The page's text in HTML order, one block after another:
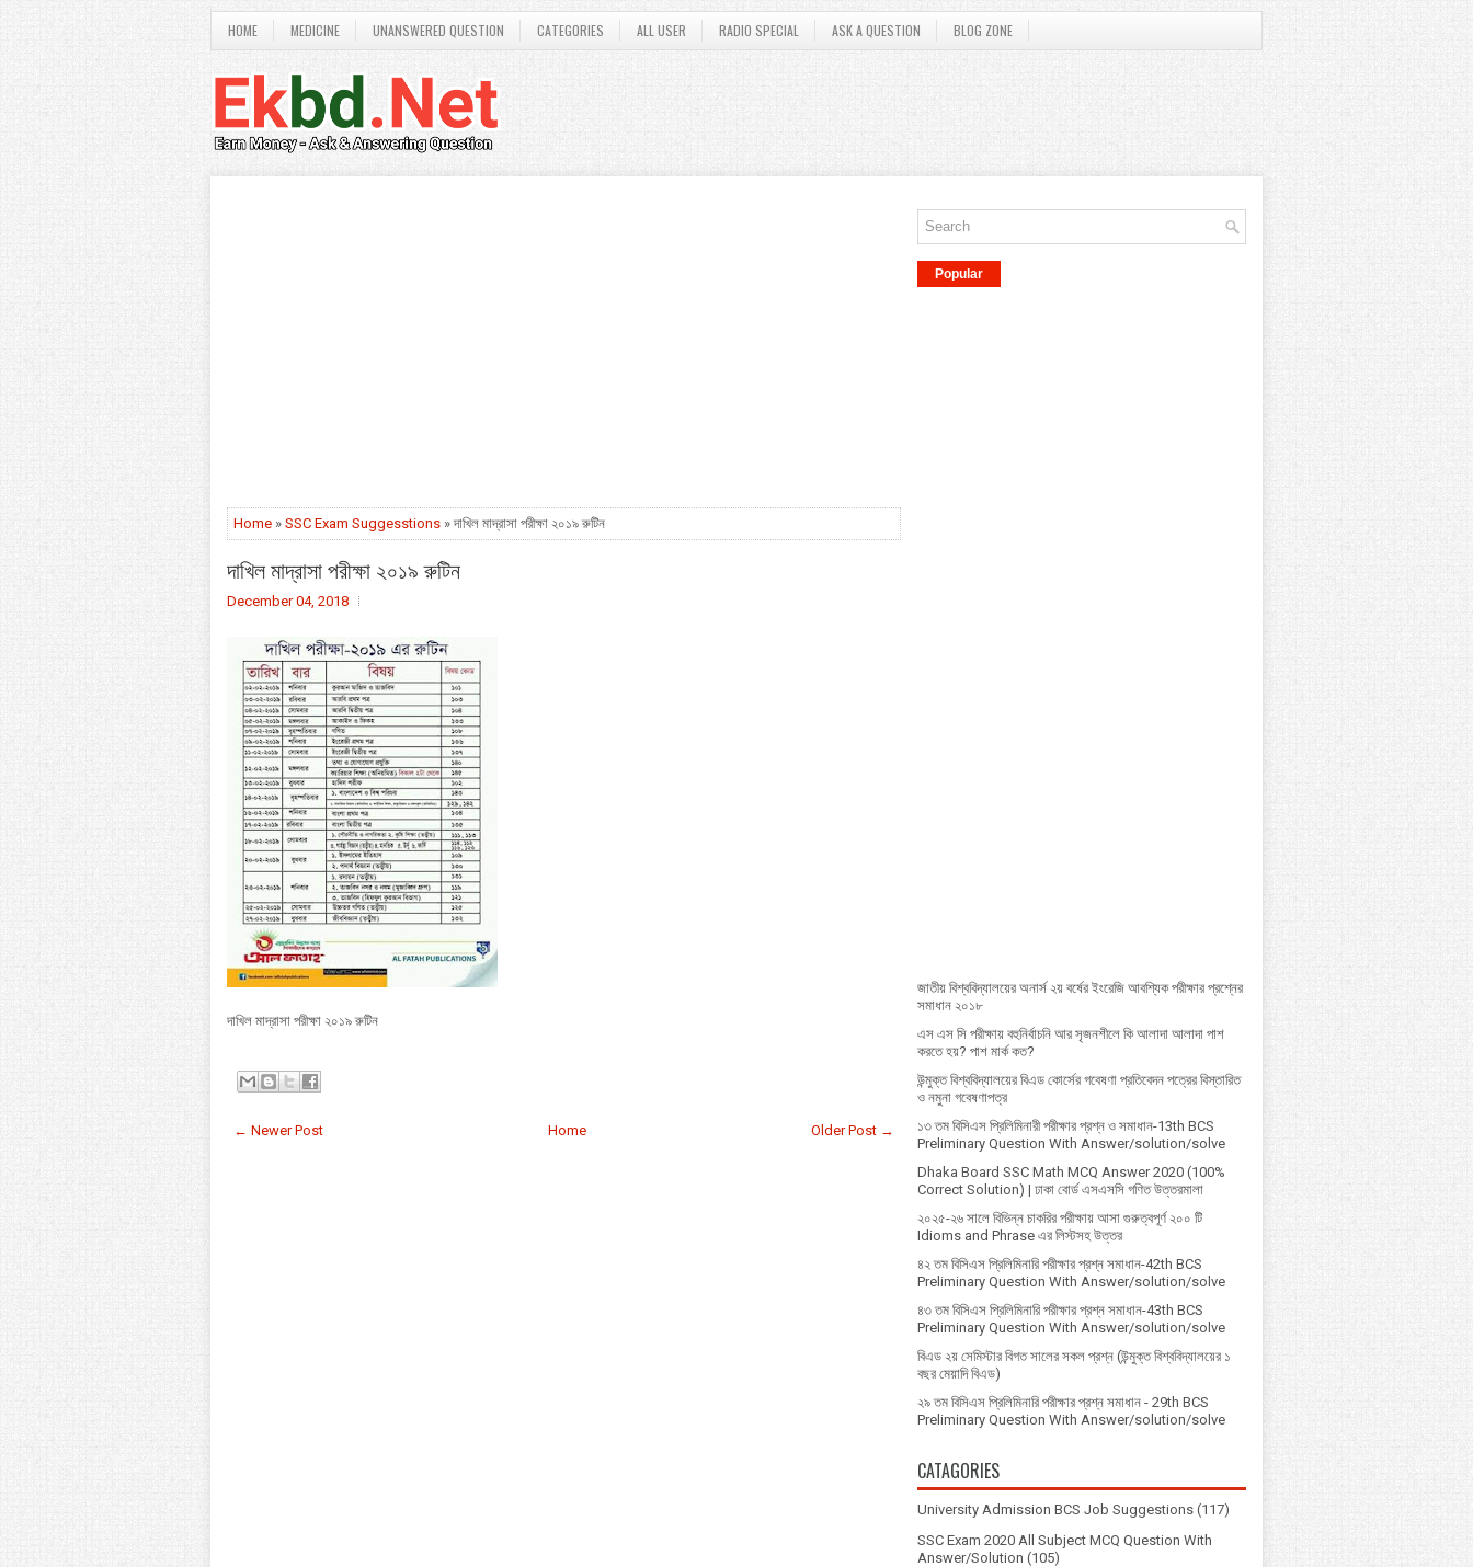
HOME MEDICINE UNANSWERED QUESTION CATEGORIES ALL USER RADIO SPECIAL ASK A QUESTION BLOG ZONE
Home » SSC Exam Suggesstions » দাখিল মাদ্রাসা পরীক্ষা ২০১৯ রুটিন
দাখিল মাদ্রাসা পরীক্ষা ২০১৯ রুটিন
December 04, 2018
দাখিল মাদ্রাসা পরীক্ষা ২০১৯ রুটিন
← Newer Post Older Post →
Home
Popular
জাতীয় বিশ্ববিদ্যালয়ের অনার্স ২য় বর্ষের ইংরেজি আবশ্যিক পরীক্ষার প্রশ্নের
সমাধান ২০১৮
এস এস সি পরীক্ষায় বহুনির্বাচনি আর সৃজনশীলে কি আলাদা আলাদা পাশ
করতে হয়? পাশ মার্ক কত?
উন্মুক্ত বিশ্ববিদ্যালয়ের বিএড কোর্সের গবেষণা প্রতিবেদন পত্রের বিস্তারিত
ও নমুনা গবেষণাপত্র
১৩ তম বিসিএস প্রি‌লি‌মিনারী পরীক্ষার প্রশ্ন ও সমাধান-13th BCS
Preliminary Question With Answer/solution/solve
Dhaka Board SSC Math MCQ Answer 2020 (100%
Correct Solution) | ঢাকা বোর্ড এসএসসি গণিত উত্তরমালা
২০২৫-২৬ সালে বিভিন্ন চাকরির পরীক্ষায় আসা গুরুত্বপূর্ণ ২০০ টি
Idioms and Phrase এর লিস্টসহ উত্তর
৪২ তম বিসিএস প্রিলিমিনারি পরীক্ষার প্রশ্ন সমাধান-42th BCS
Preliminary Question With Answer/solution/solve
৪৩ তম বিসিএস প্রিলিমিনারি পরীক্ষার প্রশ্ন সমাধান-43th BCS
Preliminary Question With Answer/solution/solve
বিএড ২য় সেমিস্টার বিগত সালের সকল প্রশ্ন (উন্মুক্ত বিশ্ববিদ্যালয়ের ১
বছর মেয়াদি বিএড)
২৯ তম বিসিএস প্রিলিমিনারি পরীক্ষার প্রশ্ন সমাধান - 29th BCS
Preliminary Question With Answer/solution/solve
CATAGORIES
University Admission BCS Job Suggestions (117)
SSC Exam 2020 All Subject MCQ Question With
Answer/Solution (105)